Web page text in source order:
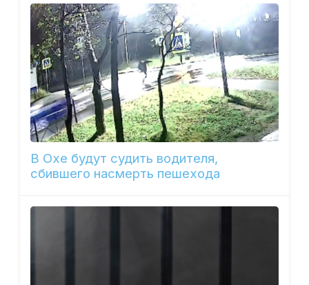
В Охе будут судить водителя,
сбившего насмерть пешехода